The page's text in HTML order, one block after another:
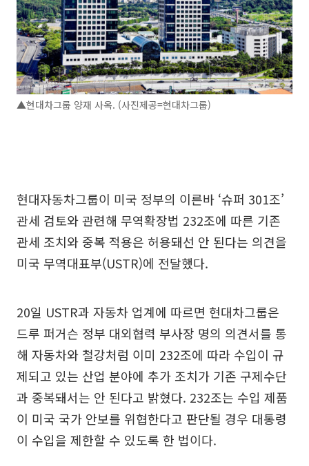
▲현대차그룹 양재 사옥. (사진제공=현대차그룹)
현대자동차그룹이 미국 정부의 이른바 ‘슈퍼 301조’
관세 검토와 관련해 무역확장법 232조에 따른 기존
관세 조치와 중복 적용은 허용돼선 안 된다는 의견을
미국 무역대표부(USTR)에 전달했다.
20일 USTR과 자동차 업계에 따르면 현대차그룹은
드루 퍼거슨 정부 대외협력 부사장 명의 의견서를 통
해 자동차와 철강처럼 이미 232조에 따라 수입이 규
제되고 있는 산업 분야에 추가 조치가 기존 구제수단
과 중복돼서는 안 된다고 밝혔다. 232조는 수입 제품
이 미국 국가 안보를 위협한다고 판단될 경우 대통령
이 수입을 제한할 수 있도록 한 법이다.